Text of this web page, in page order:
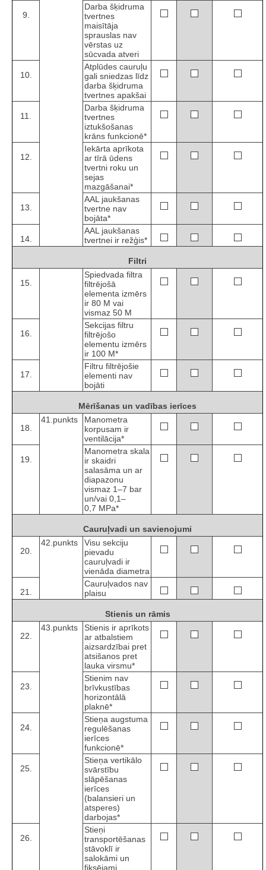
9.
Darba šķidruma
tvertnes
maisītāja
sprauslas nav
vērstas uz
sūcvada atveri
10.
Atplūdes cauruļu
gali sniedzas līdz
darba šķidruma
tvertnes apakšai
11.
Darba šķidruma
tvertnes
iztukšošanas
krāns funkcionē*
12.
Iekārta aprīkota
ar tīrā ūdens
tvertni roku un
sejas
mazgāšanai*
13.
AAL jaukšanas
tvertne nav
bojāta*
14.
AAL jaukšanas
tvertnei ir režģis*
Filtri
15.
Spiedvada filtra
filtrējošā
elementa izmērs
ir 80 M vai
vismaz 50 M
16.
Sekcijas filtru
filtrējošo
elementu izmērs
ir 100 M*
17.
Filtru filtrējošie
elementi nav
bojāti
Mērīšanas un vadības ierīces
18.
41.punkts
Manometra
korpusam ir
ventilācija*
19.
Manometra skala
ir skaidri
salasāma un ar
diapazonu
vismaz 1–7 bar
un/vai 0,1–
0,7 MPa*
Cauruļvadi un savienojumi
20.
42.punkts
Visu sekciju
pievadu
cauruļvadi ir
vienāda diametra
21.
Cauruļvados nav
plaisu
Stienis un rāmis
22.
43.punkts
Stienis ir aprīkots
ar atbalstiem
aizsardzībai pret
atsišanos pret
lauka virsmu*
23.
Stienim nav
brīvkustības
horizontālā
plaknē*
24.
Stieņa augstuma
regulēšanas
ierīces
funkcionē*
25.
Stieņa vertikālo
svārstību
slāpēšanas
ierīces
(balansieri un
atsperes)
darbojas*
26.
Stieņi
transportēšanas
stāvoklī ir
salokāmi un
fiksējami